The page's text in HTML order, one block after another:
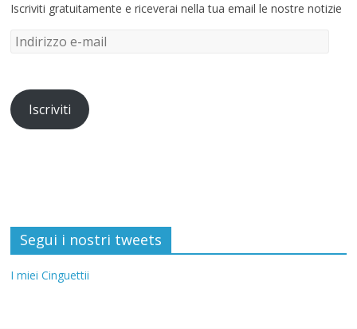
Iscriviti gratuitamente e riceverai nella tua email le nostre notizie
Iscriviti
Segui i nostri tweets
I miei Cinguettii